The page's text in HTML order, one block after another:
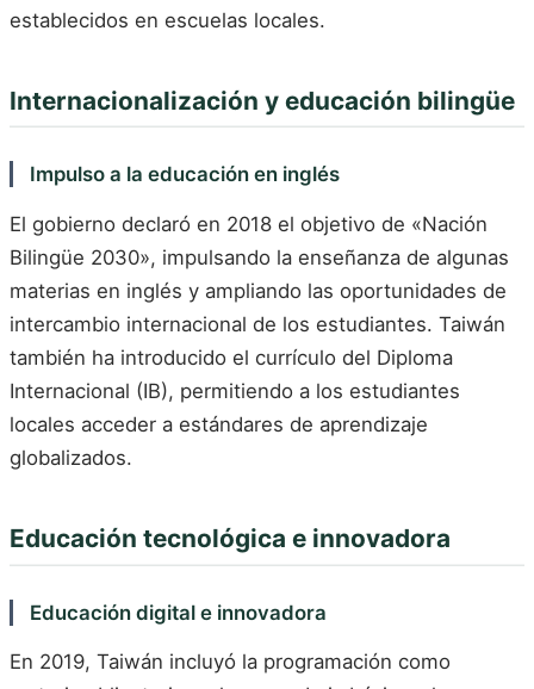
establecidos en escuelas locales.
Internacionalización y educación bilingüe
Impulso a la educación en inglés
El gobierno declaró en 2018 el objetivo de «Nación
Bilingüe 2030», impulsando la enseñanza de algunas
materias en inglés y ampliando las oportunidades de
intercambio internacional de los estudiantes. Taiwán
también ha introducido el currículo del Diploma
Internacional (IB), permitiendo a los estudiantes
locales acceder a estándares de aprendizaje
globalizados.
Educación tecnológica e innovadora
Educación digital e innovadora
En 2019, Taiwán incluyó la programación como